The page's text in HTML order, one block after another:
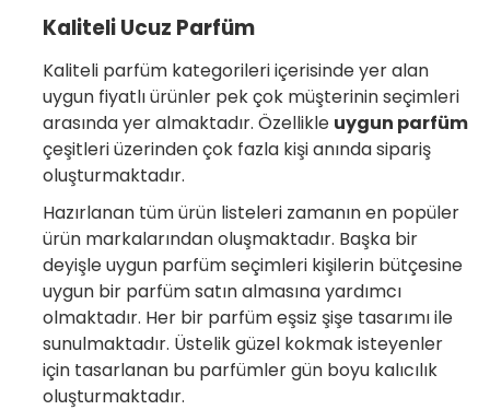
Kaliteli Ucuz Parfüm
Kaliteli parfüm kategorileri içerisinde yer alan
uygun fiyatlı ürünler pek çok müşterinin seçimleri
arasında yer almaktadır. Özellikle uygun parfüm
çeşitleri üzerinden çok fazla kişi anında sipariş
oluşturmaktadır.
Hazırlanan tüm ürün listeleri zamanın en popüler
ürün markalarından oluşmaktadır. Başka bir
deyişle uygun parfüm seçimleri kişilerin bütçesine
uygun bir parfüm satın almasına yardımcı
olmaktadır. Her bir parfüm eşsiz şişe tasarımı ile
sunulmaktadır. Üstelik güzel kokmak isteyenler
için tasarlanan bu parfümler gün boyu kalıcılık
oluşturmaktadır.